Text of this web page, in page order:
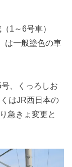
1～6号車）
は一般塗色の車
、くっろしお
はJR西日本の
急きょ変更と